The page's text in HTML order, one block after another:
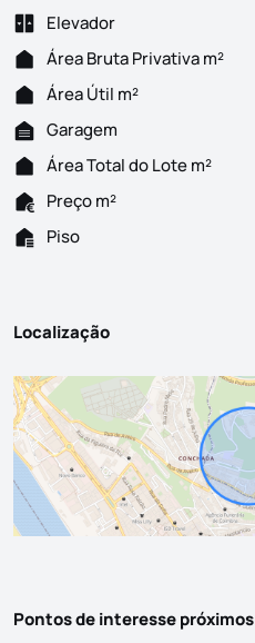
Elevador
Área Bruta Privativa m²
Área Útil m²
Garagem
Área Total do Lote m²
Preço m²
Piso
Localização
Pontos de interesse próximos